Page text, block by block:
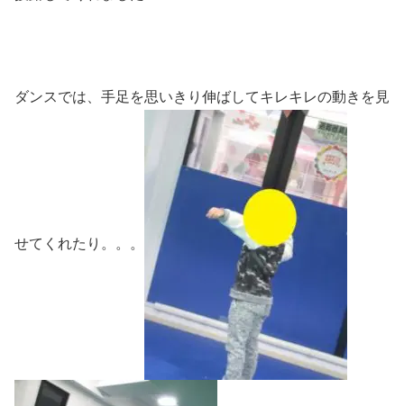
ダンスでは、手足を思いきり伸ばしてキレキレの動きを見
せてくれたり。。。